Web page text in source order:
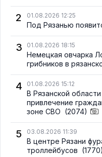
2 01.08.2026 12:25
Под Рязанью
3 01.08.2026 18:15
Немецкая овчарка
грибников в
4 01.08.2026 15:12
В Рязанской
привлечение
зоне СВО (2074)
5 03.08.2026 11:39
В центре Рязани
троллейбусов (1770)